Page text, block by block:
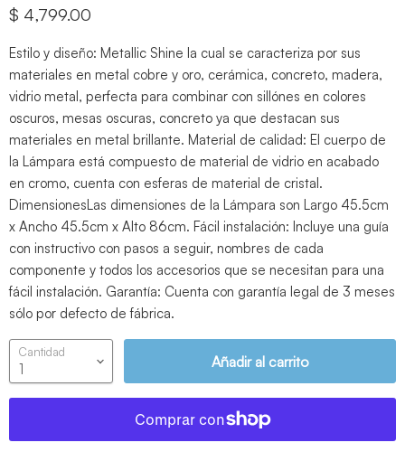
Precio actual
$ 4,799.00
Estilo y diseño: Metallic Shine la cual se caracteriza por sus
materiales en metal cobre y oro, cerámica, concreto, madera,
vidrio metal, perfecta para combinar con sillónes en colores
oscuros, mesas oscuras, concreto ya que destacan sus
materiales en metal brillante. Material de calidad: El cuerpo de
la Lámpara está compuesto de material de vidrio en acabado
en cromo, cuenta con esferas de material de cristal.
DimensionesLas dimensiones de la Lámpara son Largo 45.5cm
x Ancho 45.5cm x Alto 86cm. Fácil instalación: Incluye una guía
con instructivo con pasos a seguir, nombres de cada
componente y todos los accesorios que se necesitan para una
fácil instalación. Garantía: Cuenta con garantía legal de 3 meses
sólo por defecto de fábrica.
Cantidad
Añadir al carrito